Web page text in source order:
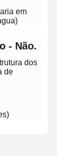
Nós
em
- Não.
dos
de